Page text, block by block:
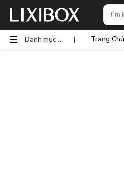
Danh mục sản phẩm | Trang Chủ